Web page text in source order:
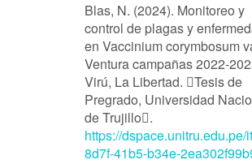
Blas, N. (2024). Monitoreo y
control de plagas y
en Vaccinium corymbosum
Ventura campañas 2022-
Virú, La Libertad. Tesis de
Pregrado, Universidad
de Trujillo.
https://
8d7f-41b5-b34e-